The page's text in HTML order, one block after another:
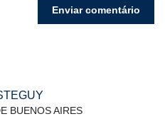
BUENOS AIRES